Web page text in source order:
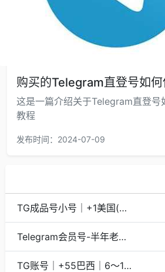
购买的Telegram直登号如何
这是一篇介绍关于Telegram直登号
教程
发布时间：2024-07-09
TG成品号小号｜+1美国(苹果真机注册）|30天+｜手机+电脑可登(MacOS)
Telegram会员号-半年老号+3个月会员
TG账号｜+55巴西｜6～12个月